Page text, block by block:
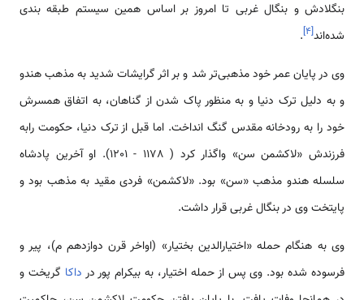
بنگلادش و بنگال غربی تا امروز بر اساس همین سیستم طبقه بندی
شده‌اند[۴]
.
وی در پایان عمر خود مذهبی‌تر شد و بر اثر گرایشات شدید به مذهب هندو
و به دلیل ترک دنیا و به منظور پاک شدن از گناهان، به اتفاق همسرش
خود را به رودخانه مقدس گنگ انداخت. اما قبل از ترک دنیا، حکومت رابه
فرزندش «لاکشمن سن» واگذار کرد ( 1178 - 1201). او آخرین پادشاه
سلسله هندو مذهب «سن» بود. «لاکشمن» فردی مقید به مذهب بود و
پایتخت وی در بنگال غربی قرار داشت.
وی به هنگام حمله «اختیارالدین بختیار» (اواخر قرن دوازدهم م)، پیر و
فرسوده شده بود. وی پس از حمله اختیار، به بیکرام پور در داکا گریخت و